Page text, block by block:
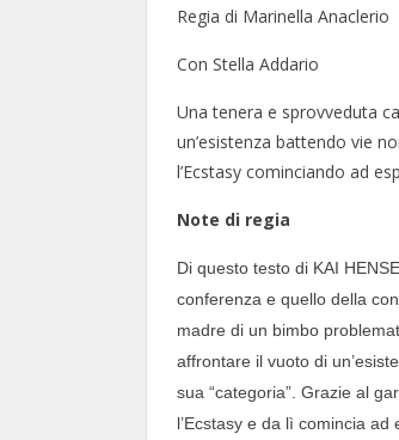
Regia di Marinella Anaclerio
Con Stella Addario
Una tenera e sprovveduta
un’esistenza battendo vie
l’Ecstasy cominciando ad
Note di regia
Di questo testo di KAI
conferenza e quello della
madre di un bimbo
affrontare il vuoto di
sua “categoria”. Grazie al
l’Ecstasy e da lì comincia